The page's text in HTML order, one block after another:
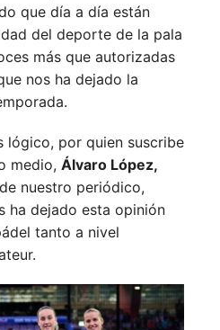
que día a día están
del deporte de la pala
más que autorizadas
nos ha dejado la
lógico, por quien suscribe
medio, Álvaro López,
nuestro periódico,
ha dejado esta opinión
tanto a nivel